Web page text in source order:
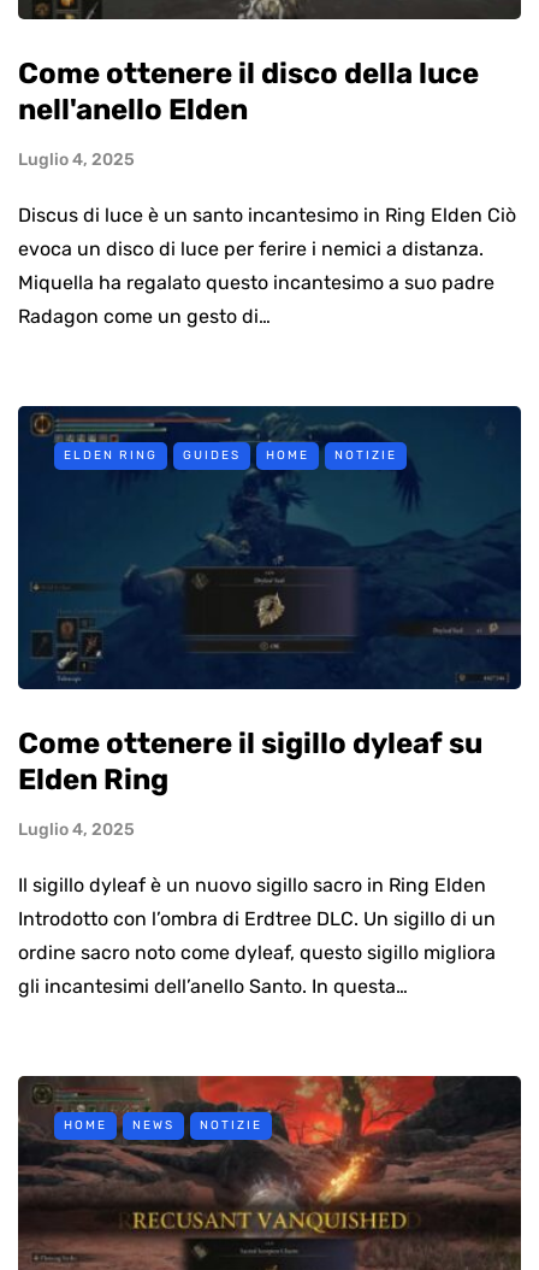
Come ottenere il disco della luce
nell'anello Elden
Luglio 4, 2025
Discus di luce è un santo incantesimo in Ring Elden Ciò
evoca un disco di luce per ferire i nemici a distanza.
Miquella ha regalato questo incantesimo a suo padre
Radagon come un gesto di…
ELDEN RING GUIDES HOME NOTIZIE
Come ottenere il sigillo dyleaf su
Elden Ring
Luglio 4, 2025
Il sigillo dyleaf è un nuovo sigillo sacro in Ring Elden
Introdotto con l’ombra di Erdtree DLC. Un sigillo di un
ordine sacro noto come dyleaf, questo sigillo migliora
gli incantesimi dell’anello Santo. In questa…
HOME NEWS NOTIZIE